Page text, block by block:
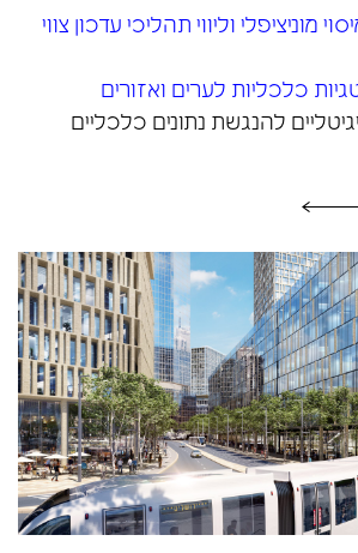
מוניציפלי וליווי תהליכי עדכון צווי
כלכליות לערים ואזורים
להנגשת נתונים כלכליים